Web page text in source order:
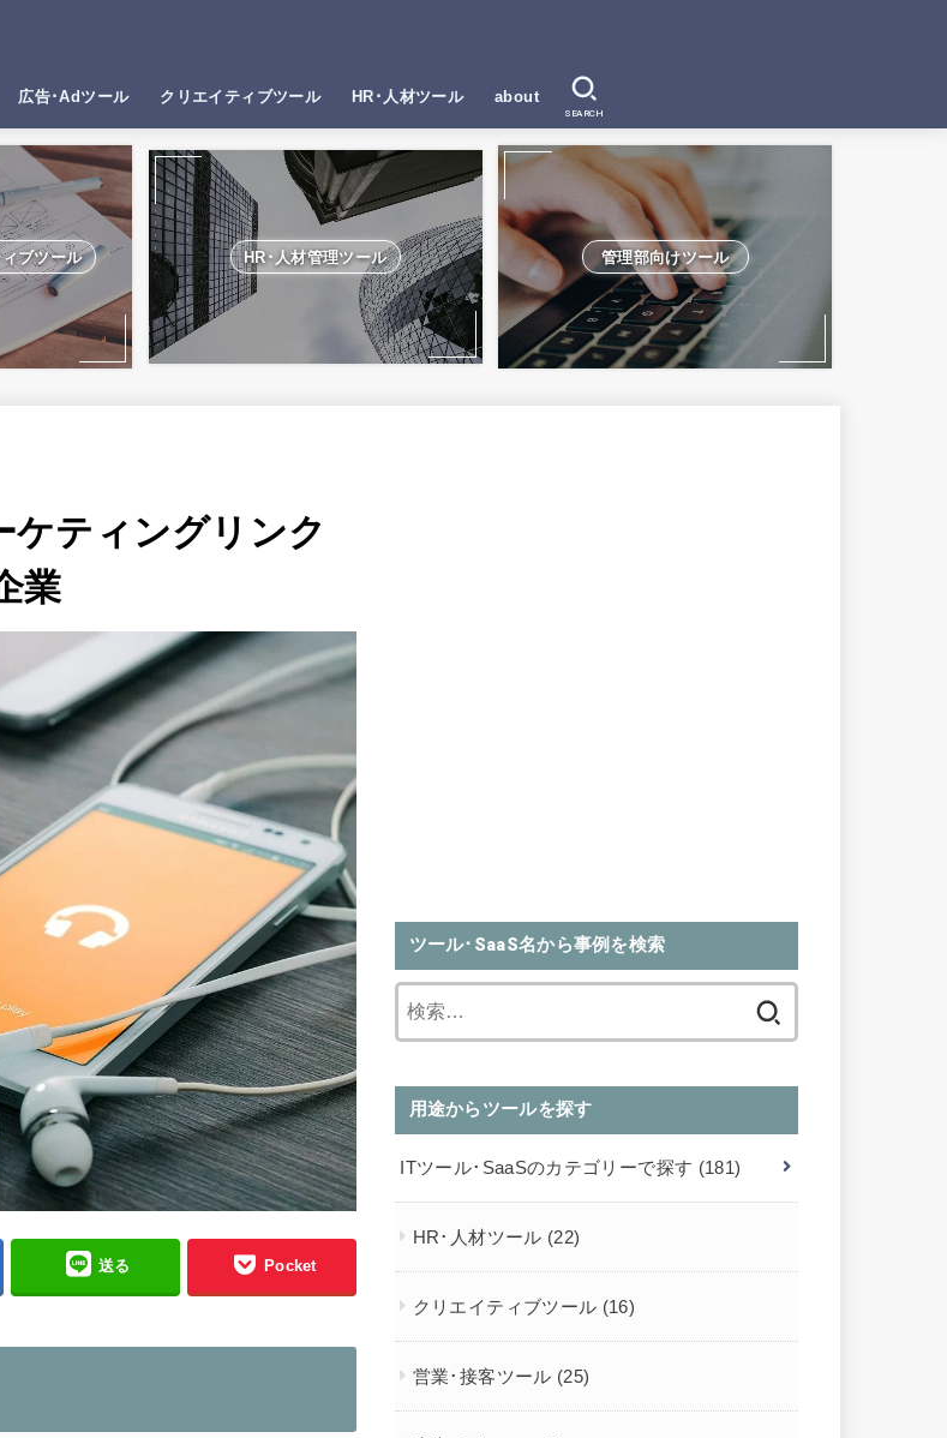
広告･Adツール クリエイティブツール HR･人材ツール about
SEARCH
ブツール HR･人材管理ツール 管理部向けツール
ティングリンク
業
送る Pocket
ツール･SaaS名から事例を検索
用途からツールを探す
ITツール･SaaSのカテゴリーで探す (181)
HR･人材ツール (22)
クリエイティブツール (16)
営業･接客ツール (25)